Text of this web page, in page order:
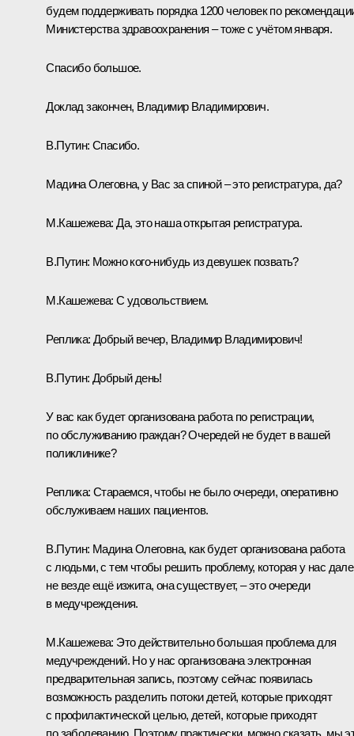
будем поддерживать порядка 1200 человек по
Министерства здравоохранения – тоже с учётом января.
Спасибо большое.
Доклад закончен, Владимир Владимирович.
В.Путин: Спасибо.
Мадина Олеговна, у Вас за спиной – это регистратура, да?
М.Кашежева: Да, это наша открытая регистратура.
В.Путин: Можно кого-нибудь из девушек позвать?
М.Кашежева: С удовольствием.
Реплика: Добрый вечер, Владимир Владимирович!
В.Путин: Добрый день!
У вас как будет организована работа по регистрации,
по обслуживанию граждан? Очередей не будет в вашей
поликлинике?
Реплика: Стараемся, чтобы не было очереди, оперативно
обслуживаем наших пациентов.
В.Путин: Мадина Олеговна, как будет организована работа
с людьми, с тем чтобы решить проблему, которая у нас
не везде ещё изжита, она существует, – это очереди
в медучреждения.
М.Кашежева: Это действительно большая проблема для
медучреждений. Но у нас организована электронная
предварительная запись, поэтому сейчас появилась
возможность разделить потоки детей, которые приходят
с профилактической целью, детей, которые приходят
по заболеванию. Поэтому практически, можно сказать, мы